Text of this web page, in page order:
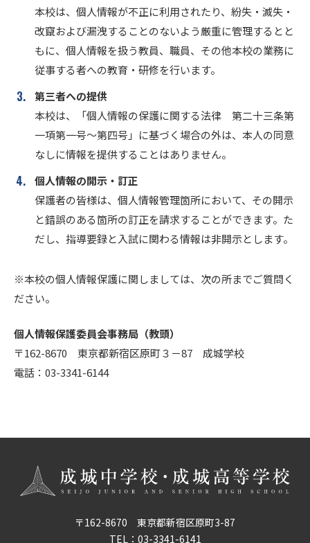
本校は、個人情報が不正に利用されたり、紛失・滅失・
改竄および漏洩することのないよう厳重に管理するとと
もに、個人情報を扱う教員、職員、その他本校の業務に
従事する者への教育・研修を行います。
第三者への提供
本校は、「個人情報の保護に関する法律 第二十三条第
一項第一号～第四号」に基づく場合の外は、本人の同意
なしに情報を提供することはありません。
個人情報の開示・訂正
保護者の皆様は、個人情報管理箇所において、その開示
と錯誤のある箇所の訂正を請求することができます。た
だし、指導要録と入試に関わる情報は非開示とします。
※本校の個人情報保護に関しましては、次の所までご質問く
ださい。
個人情報保護委員会事務局（教頭）
〒162-8670 東京都新宿区原町３－87 成城学校
電話：03-3341-6144
〒162-8670 東京都新宿区原町3-87
TEL： 03-3341-6141